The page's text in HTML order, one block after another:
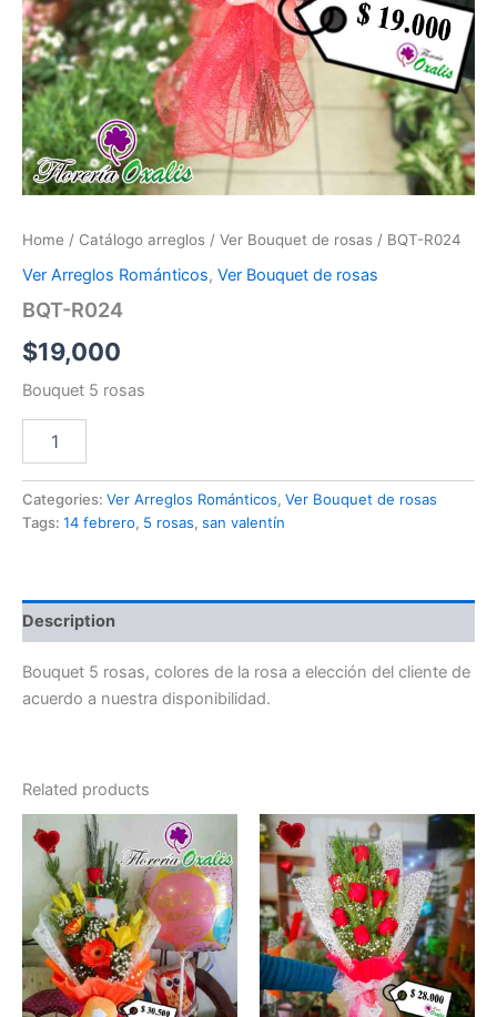
Home / Catálogo arreglos / Ver Bouquet de rosas / BQT-R024
Ver Arreglos Románticos, Ver Bouquet de rosas
BQT-R024
$19,000
Bouquet 5 rosas
Categories: Ver Arreglos Románticos, Ver Bouquet de rosas
Tags: 14 febrero, 5 rosas, san valentín
Description
Bouquet 5 rosas, colores de la rosa a elección del cliente de
acuerdo a nuestra disponibilidad.
Related products